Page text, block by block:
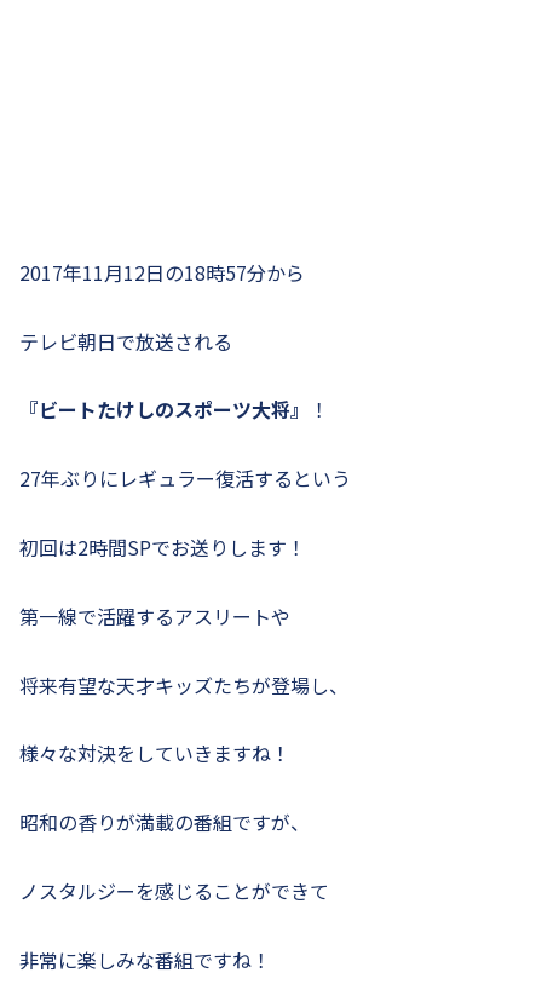
2017年11月12日の18時57分から
テレビ朝日で放送される
『ビートたけしのスポーツ大将』 ！
27年ぶりにレギュラー復活するという
初回は2時間SPでお送りします！
第一線で活躍するアスリートや
将来有望な天才キッズたちが登場し、
様々な対決をしていきますね！
昭和の香りが満載の番組ですが、
ノスタルジーを感じることができて
非常に楽しみな番組ですね！